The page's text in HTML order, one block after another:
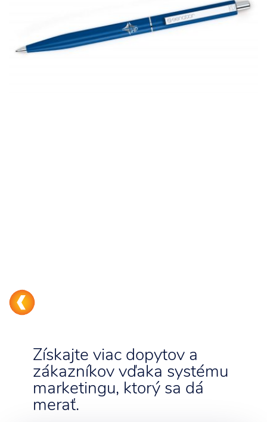
Získajte viac dopytov a
zákazníkov vďaka systému
marketingu, ktorý sa dá
merať.